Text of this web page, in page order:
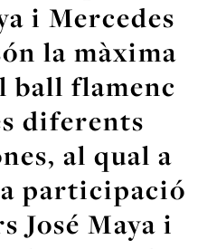
i Mercedes
la màxima
ball flamenc
diferents
al qual a
participació
José Maya i